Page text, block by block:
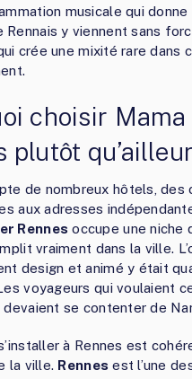
musicale qui
Rennais y viennent sans
crée une mixité rare dans
choisir
plutôt
de nombreux hôtels, des
aux adresses
Rennes occupe une niche
vraiment dans la ville.
design et animé y était
voyageurs qui voulaient
devaient se contenter de
à Rennes est
la ville. Rennes est l’une